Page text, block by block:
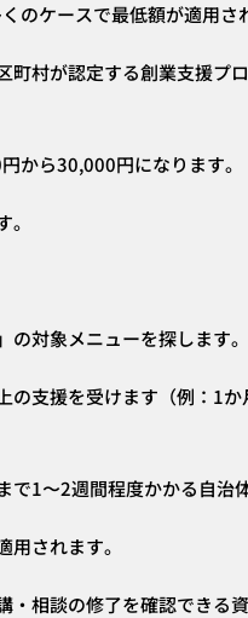
のケースで最低額が適用さ
村が認定する創業支援プ
から30,000円になります。
対象メニューを探します。
支援を受けます（例：1
1〜2週間程度かかる自治
されます。
相談の修了を確認できる